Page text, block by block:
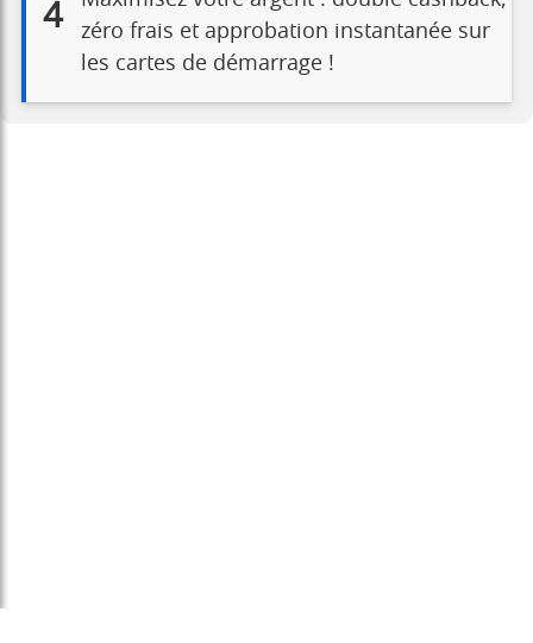
4
zéro frais et approbation instantanée sur
les cartes de démarrage !